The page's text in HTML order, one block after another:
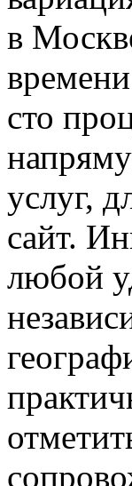
в
сто
услуг,
сайт.
любой